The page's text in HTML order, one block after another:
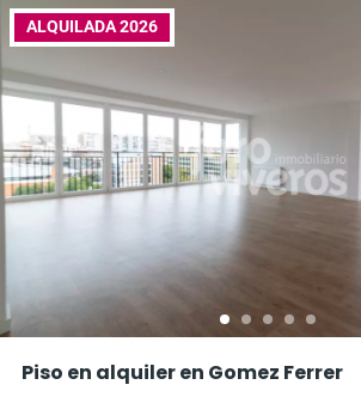
ALQUILADA 2026
Piso en alquiler en Gomez Ferrer